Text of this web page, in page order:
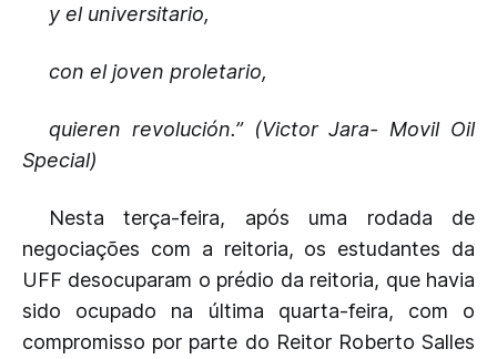
y el universitario,
con el joven proletario,
quieren revolución.” (Victor Jara- Movil Oil
Special)
Nesta terça-feira, após uma rodada de
negociações com a reitoria, os estudantes da
UFF desocuparam o prédio da reitoria, que havia
sido ocupado na última quarta-feira, com o
compromisso por parte do Reitor Roberto Salles